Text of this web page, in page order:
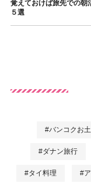
覚えておけば旅先での朝
５選
#バンコクお
#ダナン旅行
#タイ料理 #